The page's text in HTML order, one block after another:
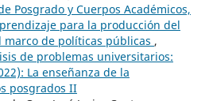
Posgrado y Cuerpos Académicos,
para la producción del
marco de políticas públicas ,
de problemas universitarios:
La enseñanza de la
posgrados II